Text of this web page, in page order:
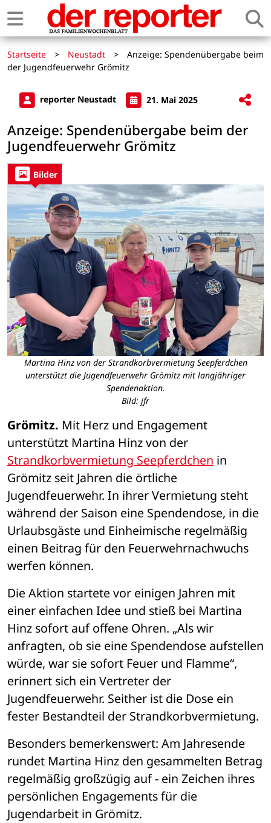
Startseite > Neustadt >
Anzeige: Spendenübergabe beim
der Jugendfeuerwehr Grömitz
reporter Neustadt 21. Mai 2025
Anzeige: Spendenübergabe beim der
Jugendfeuerwehr Grömitz
Bilder
Martina Hinz von der Strandkorbvermietung Seepferdchen
unterstützt die Jugendfeuerwehr Grömitz mit langjähriger
Spendenaktion.
Bild: jfr
Grömitz. Mit Herz und Engagement
Strandkorbvermietung Seepferdchen in
Grömitz seit Jahren die örtliche
Jugendfeuerwehr. In ihrer Vermietung steht
während der Saison eine Spendendose, in die
Urlaubsgäste und Einheimische regelmäßig
einen Beitrag für den Feuerwehrnachwuchs
werfen können.
Die Aktion startete vor einigen Jahren mit
einer einfachen Idee und stieß bei Martina
Hinz sofort auf offene Ohren. „Als wir
anfragten, ob sie eine Spendendose aufstellen
würde, war sie sofort Feuer und Flamme“,
erinnert sich ein Vertreter der
Jugendfeuerwehr. Seither ist die Dose ein
fester Bestandteil der Strandkorbvermietung.
Besonders bemerkenswert: Am Jahresende
rundet Martina Hinz den gesammelten Betrag
regelmäßig großzügig auf - ein Zeichen ihres
persönlichen Engagements für die
Jugendarbeit in Grömitz.